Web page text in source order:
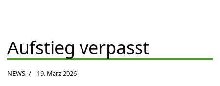
Aufstieg verpasst
NEWS 19. März 2026